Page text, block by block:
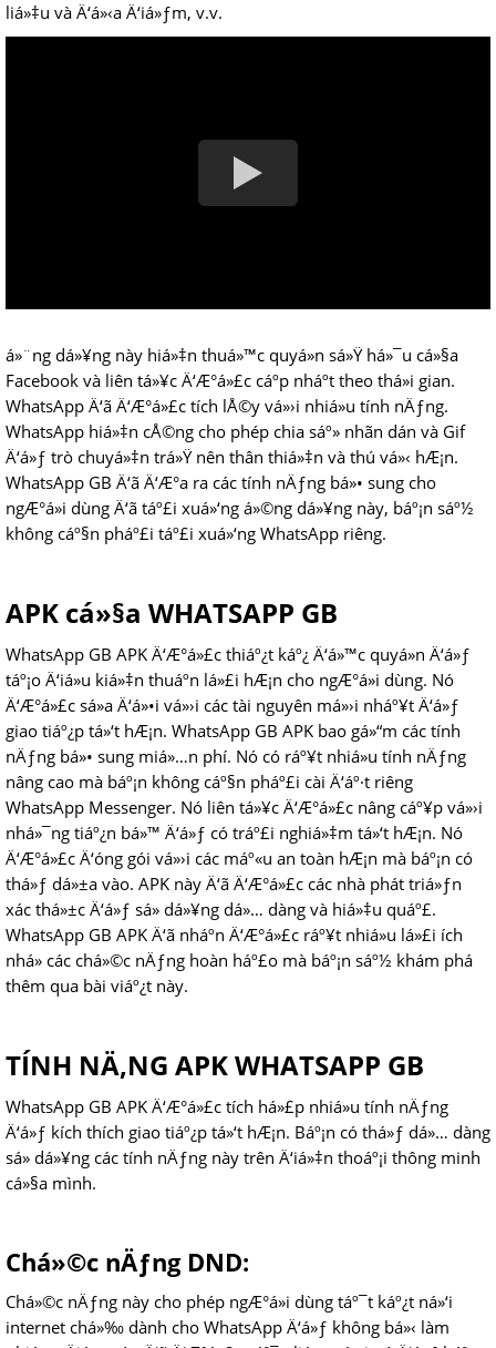
liá»‡u và Ä‘á»‹a Ä‘iá»ƒm, v.v.
á»¨ng dá»¥ng này hiá»‡n thuá»™c quyá»n sá»Ÿ há»¯u cá»§a
Facebook và liên tá»¥c Ä‘Æ°á»£c cáº­p nháº­t theo thá»i gian.
WhatsApp Ä‘ã Ä‘Æ°á»£c tích lÅ©y vá»›i nhiá»u tính nÄƒng.
WhatsApp hiá»‡n cÅ©ng cho phép chia sáº» nhãn dán và Gif
Ä‘á»ƒ trò chuyá»‡n trá»Ÿ nên thân thiá»‡n và thú vá»‹ hÆ¡n.
WhatsApp GB Ä‘ã Ä‘Æ°a ra các tính nÄƒng bá»• sung cho
ngÆ°á»i dùng Ä‘ã táº£i xuá»‘ng á»©ng dá»¥ng này, báº¡n sáº½
không cáº§n pháº£i táº£i xuá»‘ng WhatsApp riêng.
APK cá»§a WHATSAPP GB
WhatsApp GB APK Ä‘Æ°á»£c thiáº¿t káº¿ Ä‘á»™c quyá»n Ä‘á»ƒ
táº¡o Ä‘iá»u kiá»‡n thuáº­n lá»£i hÆ¡n cho ngÆ°á»i dùng. Nó
Ä‘Æ°á»£c sá»­a Ä‘á»•i vá»›i các tài nguyên má»›i nháº¥t Ä‘á»ƒ
giao tiáº¿p tá»‘t hÆ¡n. WhatsApp GB APK bao gá»“m các tính
nÄƒng bá»• sung miá»…n phí. Nó có ráº¥t nhiá»u tính nÄƒng
nâng cao mà báº¡n không cáº§n pháº£i cài Ä‘áº·t riêng
WhatsApp Messenger. Nó liên tá»¥c Ä‘Æ°á»£c nâng cáº¥p vá»›i
nhá»¯ng tiáº¿n bá»™ Ä‘á»ƒ có tráº£i nghiá»‡m tá»‘t hÆ¡n. Nó
Ä‘Æ°á»£c Ä‘óng gói vá»›i các máº«u an toàn hÆ¡n mà báº¡n có
thá»ƒ dá»±a vào. APK này Ä‘ã Ä‘Æ°á»£c các nhà phát triá»ƒn
xác thá»±c Ä‘á»ƒ sá»­ dá»¥ng dá»… dàng và hiá»‡u quáº£.
WhatsApp GB APK Ä‘ã nháº­n Ä‘Æ°á»£c ráº¥t nhiá»u lá»£i ích
nhá» các chá»©c nÄƒng hoàn háº£o mà báº¡n sáº½ khám phá
thêm qua bài viáº¿t này.
TÍNH NÄ‚NG APK WHATSAPP GB
WhatsApp GB APK Ä‘Æ°á»£c tích há»£p nhiá»u tính nÄƒng
Ä‘á»ƒ kích thích giao tiáº¿p tá»‘t hÆ¡n. Báº¡n có thá»ƒ dá»… dàng
sá»­ dá»¥ng các tính nÄƒng này trên Ä‘iá»‡n thoáº¡i thông minh
cá»§a mình.
Chá»©c nÄƒng DND:
Chá»©c nÄƒng này cho phép ngÆ°á»i dùng táº¯t káº¿t ná»‘i
internet chá»‰ dành cho WhatsApp Ä‘á»ƒ không bá»‹ làm